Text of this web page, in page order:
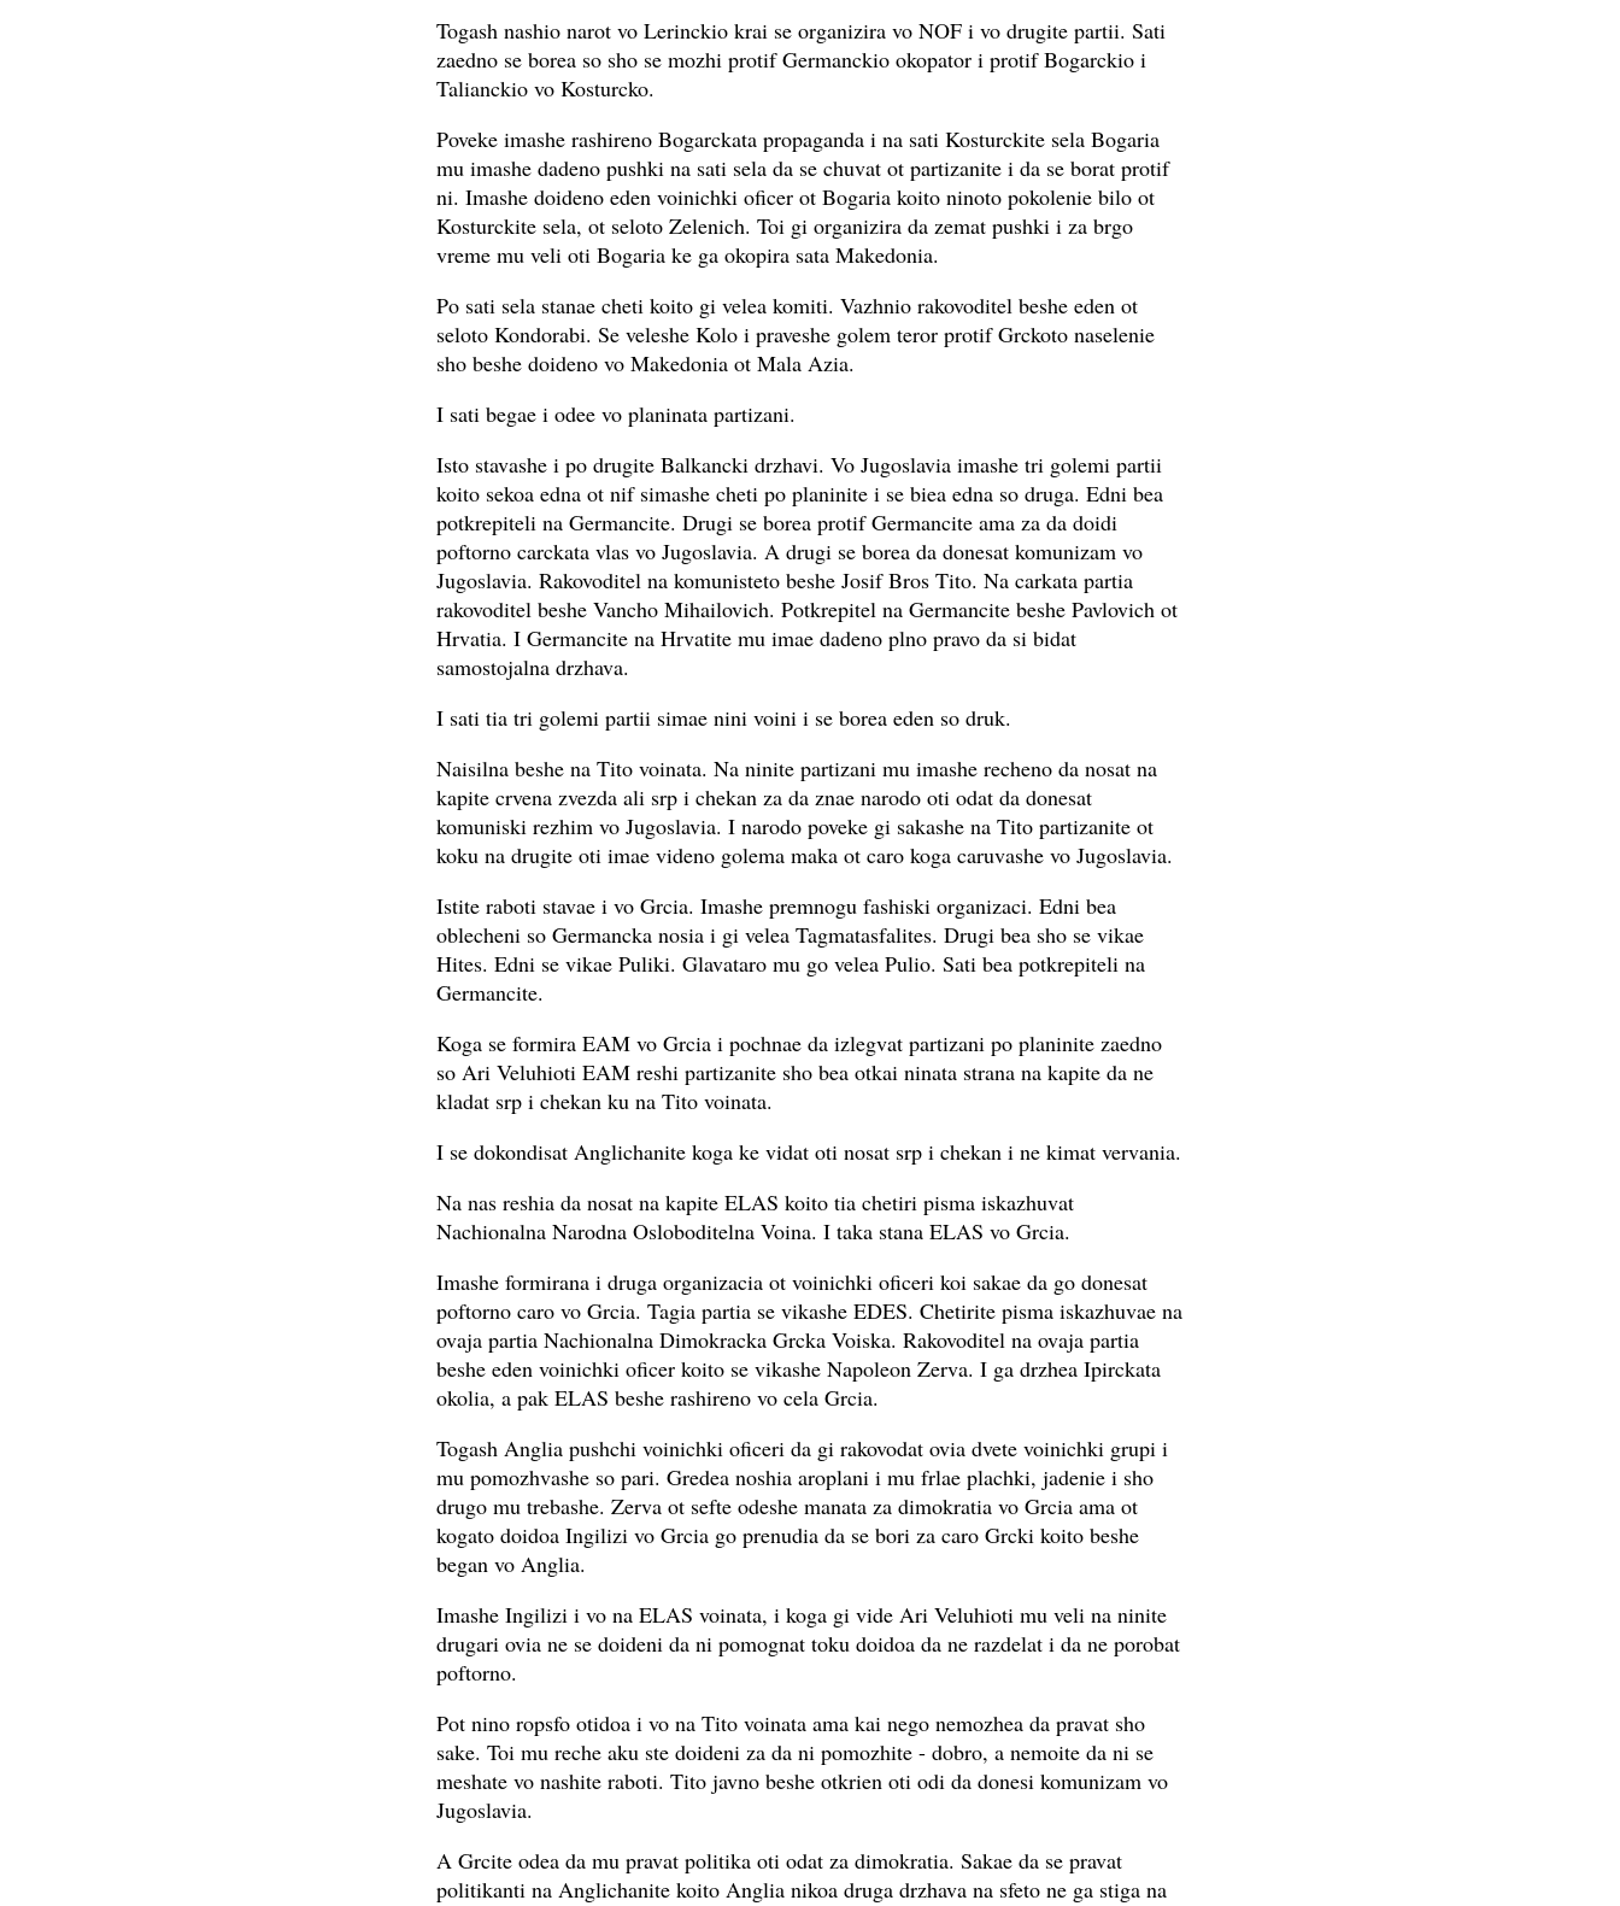
Togash nashio narot vo Lerinckio krai se organizira vo NOF i vo drugite partii. Sati
zaedno se borea so sho se mozhi protif Germanckio okopator i protif Bogarckio i
Talianckio vo Kosturcko.
Poveke imashe rashireno Bogarckata propaganda i na sati Kosturckite sela Bogaria
mu imashe dadeno pushki na sati sela da se chuvat ot partizanite i da se borat protif
ni. Imashe doideno eden voinichki oficer ot Bogaria koito ninoto pokolenie bilo ot
Kosturckite sela, ot seloto Zelenich. Toi gi organizira da zemat pushki i za brgo
vreme mu veli oti Bogaria ke ga okopira sata Makedonia.
Po sati sela stanae cheti koito gi velea komiti. Vazhnio rakovoditel beshe eden ot
seloto Kondorabi. Se veleshe Kolo i praveshe golem teror protif Grckoto naselenie
sho beshe doideno vo Makedonia ot Mala Azia.
I sati begae i odee vo planinata partizani.
Isto stavashe i po drugite Balkancki drzhavi. Vo Jugoslavia imashe tri golemi partii
koito sekoa edna ot nif simashe cheti po planinite i se biea edna so druga. Edni bea
potkrepiteli na Germancite. Drugi se borea protif Germancite ama za da doidi
poftorno carckata vlas vo Jugoslavia. A drugi se borea da donesat komunizam vo
Jugoslavia. Rakovoditel na komunisteto beshe Josif Bros Tito. Na carkata partia
rakovoditel beshe Vancho Mihailovich. Potkrepitel na Germancite beshe Pavlovich ot
Hrvatia. I Germancite na Hrvatite mu imae dadeno plno pravo da si bidat
samostojalna drzhava.
I sati tia tri golemi partii simae nini voini i se borea eden so druk.
Naisilna beshe na Tito voinata. Na ninite partizani mu imashe recheno da nosat na
kapite crvena zvezda ali srp i chekan za da znae narodo oti odat da donesat
komuniski rezhim vo Jugoslavia. I narodo poveke gi sakashe na Tito partizanite ot
koku na drugite oti imae videno golema maka ot caro koga caruvashe vo Jugoslavia.
Istite raboti stavae i vo Grcia. Imashe premnogu fashiski organizaci. Edni bea
oblecheni so Germancka nosia i gi velea Tagmatasfalites. Drugi bea sho se vikae
Hites. Edni se vikae Puliki. Glavataro mu go velea Pulio. Sati bea potkrepiteli na
Germancite.
Koga se formira EAM vo Grcia i pochnae da izlegvat partizani po planinite zaedno
so Ari Veluhioti EAM reshi partizanite sho bea otkai ninata strana na kapite da ne
kladat srp i chekan ku na Tito voinata.
I se dokondisat Anglichanite koga ke vidat oti nosat srp i chekan i ne kimat vervania.
Na nas reshia da nosat na kapite ELAS koito tia chetiri pisma iskazhuvat
Nachionalna Narodna Osloboditelna Voina. I taka stana ELAS vo Grcia.
Imashe formirana i druga organizacia ot voinichki oficeri koi sakae da go donesat
poftorno caro vo Grcia. Tagia partia se vikashe EDES. Chetirite pisma iskazhuvae na
ovaja partia Nachionalna Dimokracka Grcka Voiska. Rakovoditel na ovaja partia
beshe eden voinichki oficer koito se vikashe Napoleon Zerva. I ga drzhea Ipirckata
okolia, a pak ELAS beshe rashireno vo cela Grcia.
Togash Anglia pushchi voinichki oficeri da gi rakovodat ovia dvete voinichki grupi i
mu pomozhvashe so pari. Gredea noshia aroplani i mu frlae plachki, jadenie i sho
drugo mu trebashe. Zerva ot sefte odeshe manata za dimokratia vo Grcia ama ot
kogato doidoa Ingilizi vo Grcia go prenudia da se bori za caro Grcki koito beshe
began vo Anglia.
Imashe Ingilizi i vo na ELAS voinata, i koga gi vide Ari Veluhioti mu veli na ninite
drugari ovia ne se doideni da ni pomognat toku doidoa da ne razdelat i da ne porobat
poftorno.
Pot nino ropsfo otidoa i vo na Tito voinata ama kai nego nemozhea da pravat sho
sake. Toi mu reche aku ste doideni za da ni pomozhite - dobro, a nemoite da ni se
meshate vo nashite raboti. Tito javno beshe otkrien oti odi da donesi komunizam vo
Jugoslavia.
A Grcite odea da mu pravat politika oti odat za dimokratia. Sakae da se pravat
politikanti na Anglichanite koito Anglia nikoa druga drzhava na sfeto ne ga stiga na